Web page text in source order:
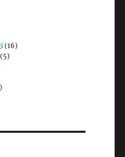
sample category-
(16)
(5)